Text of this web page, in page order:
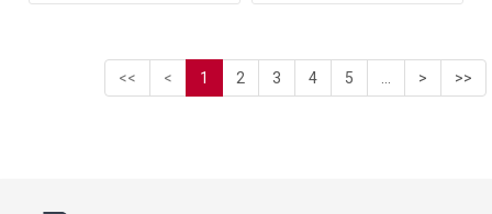
<< < 1 2 3 4 5 > >>